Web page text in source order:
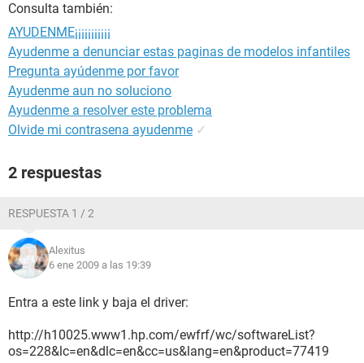
Consulta también:
AYUDENME¡¡¡¡¡¡¡¡¡¡¡
Ayudenme a denunciar estas paginas de modelos infantiles
Pregunta ayúdenme por favor
Ayudenme aun no soluciono
Ayudenme a resolver este problema
Olvide mi contrasena ayudenme ✓
2 respuestas
RESPUESTA 1 / 2
Alexitus
6 ene 2009 a las 19:39
Entra a este link y baja el driver:
http://h10025.www1.hp.com/ewfrf/wc/softwareList?
os=228&lc=en&dlc=en&cc=us&lang=en&product=77419